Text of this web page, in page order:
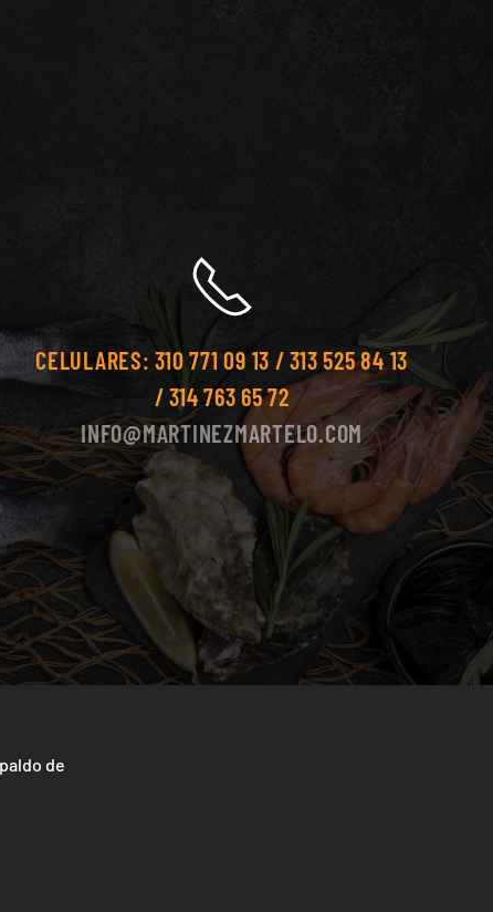
CELULARES: 310 771 09 13 / 313 525 84 13
/ 314 763 65 72
INFO@MARTINEZMARTELO.COM
de